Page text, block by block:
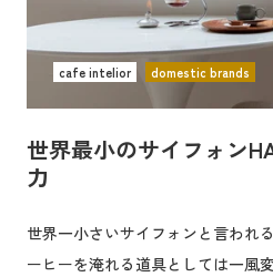
世界最小のサイフォン
力
世界一小さいサイフォンと言われ
ーヒーを淹れる道具としては一風
cafe intelior domestic brands